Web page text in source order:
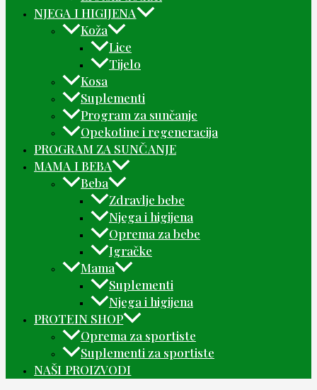
NJEGA I HIGIJENA
Koža
Lice
Tijelo
Kosa
Suplementi
Program za sunčanje
Opekotine i regeneracija
PROGRAM ZA SUNČANJE
MAMA I BEBA
Beba
Zdravlje bebe
Njega i higijena
Oprema za bebe
Igračke
Mama
Suplementi
Njega i higijena
PROTEIN SHOP
Oprema za sportiste
Suplementi za sportiste
NAŠI PROIZVODI